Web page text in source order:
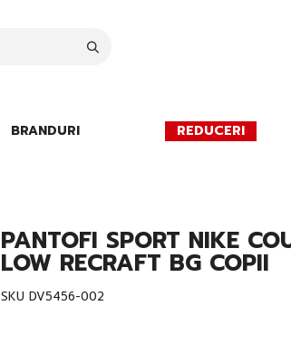
BRANDURI REDUCERI
PANTOFI SPORT NIKE
LOW RECRAFT BG COPII
SKU DV5456-002